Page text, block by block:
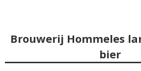
Brouwerij Hommeles
bier